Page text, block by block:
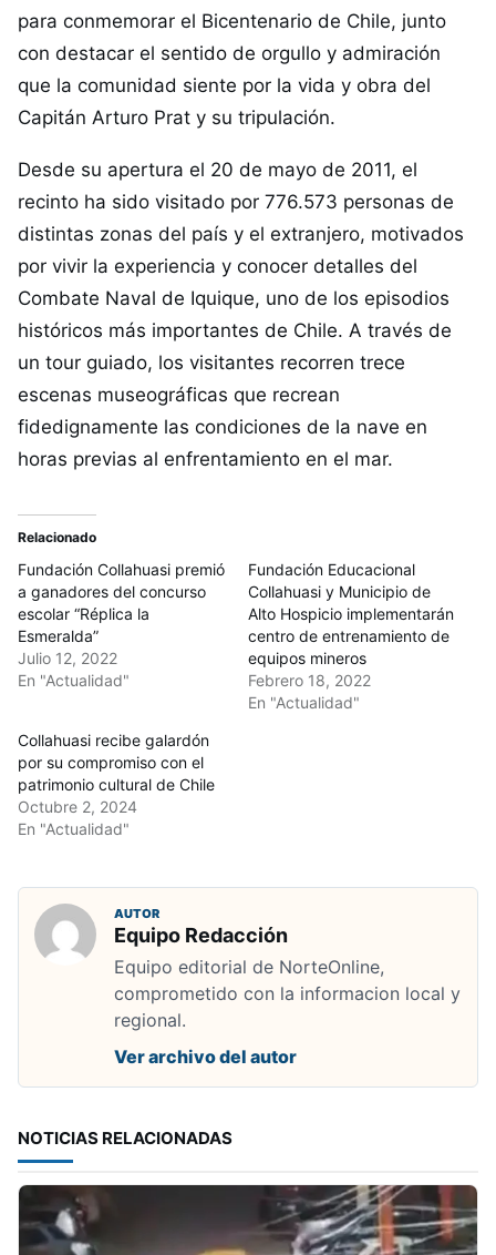
para conmemorar el Bicentenario de Chile, junto
con destacar el sentido de orgullo y admiración
que la comunidad siente por la vida y obra del
Capitán Arturo Prat y su tripulación.
Desde su apertura el 20 de mayo de 2011, el
recinto ha sido visitado por 776.573 personas de
distintas zonas del país y el extranjero, motivados
por vivir la experiencia y conocer detalles del
Combate Naval de Iquique, uno de los episodios
históricos más importantes de Chile. A través de
un tour guiado, los visitantes recorren trece
escenas museográficas que recrean
fidedignamente las condiciones de la nave en
horas previas al enfrentamiento en el mar.
Relacionado
Fundación Collahuasi premió
a ganadores del concurso
escolar “Réplica la
Esmeralda”
Julio 12, 2022
En "Actualidad"
Fundación Educacional
Collahuasi y Municipio de
Alto Hospicio implementarán
centro de entrenamiento de
equipos mineros
Febrero 18, 2022
En "Actualidad"
Collahuasi recibe galardón
por su compromiso con el
patrimonio cultural de Chile
Octubre 2, 2024
En "Actualidad"
AUTOR
Equipo Redacción
Equipo editorial de NorteOnline,
comprometido con la informacion local y
regional.
Ver archivo del autor
NOTICIAS RELACIONADAS